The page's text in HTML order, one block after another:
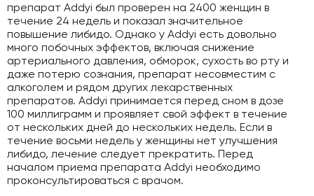
препарат Addyi был проверен на 2400 женщин в
течение 24 недель и показал значительное
повышение либидо. Однако у Addyi есть довольно
много побочных эффектов, включая снижение
артериального давления, обморок, сухость во рту и
даже потерю сознания, препарат несовместим с
алкоголем и рядом других лекарственных
препаратов. Addyi принимается перед сном в дозе
100 миллиграмм и проявляет свой эффект в течение
от нескольких дней до нескольких недель. Если в
течение восьми недель у женщины нет улучшения
либидо, лечение следует прекратить. Перед
началом приема препарата Addyi необходимо
проконсультироваться с врачом.